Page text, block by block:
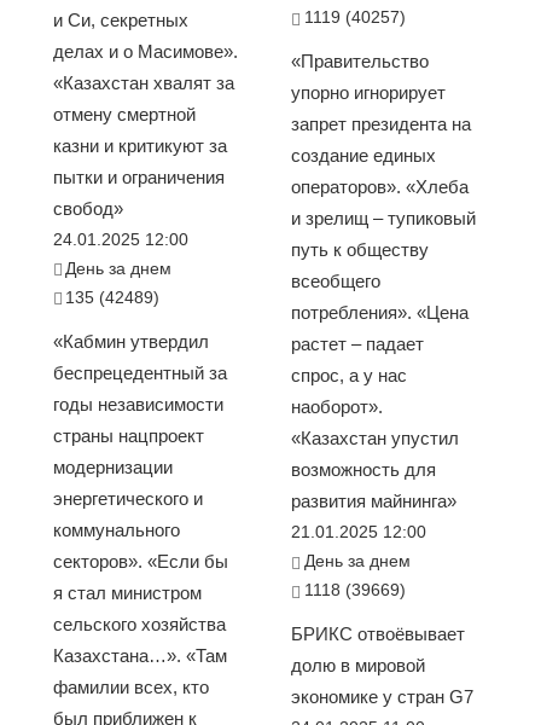
и Си, секретных
делах и о Масимове».
«Казахстан хвалят за
отмену смертной
казни и критикуют за
пытки и ограничения
свобод»
24.01.2025 12:00
День за днем
135 (42489)
«Кабмин утвердил
беспрецедентный за
годы независимости
страны нацпроект
модернизации
энергетического и
коммунального
секторов». «Если бы
я стал министром
сельского хозяйства
Казахстана…». «Там
фамилии всех, кто
был приближен к
1119 (40257)
«Правительство
упорно игнорирует
запрет президента на
создание единых
операторов». «Хлеба
и зрелищ – тупиковый
путь к обществу
всеобщего
потребления». «Цена
растет – падает
спрос, а у нас
наоборот».
«Казахстан упустил
возможность для
развития майнинга»
21.01.2025 12:00
День за днем
1118 (39669)
БРИКС отвоёвывает
долю в мировой
экономике у стран G7